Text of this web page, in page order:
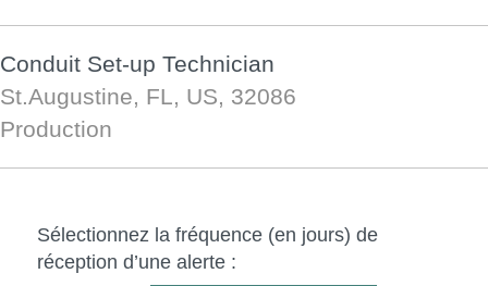
Conduit Set-up Technician
St.Augustine, FL, US, 32086
Production
Sélectionnez la fréquence (en jours) de
réception d’une alerte :